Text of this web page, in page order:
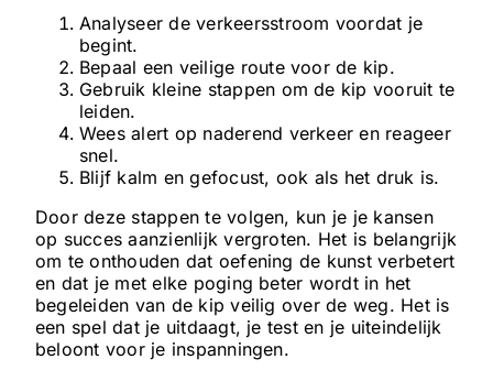
Analyseer de verkeersstroom voordat je
begint.
Bepaal een veilige route voor de kip.
Gebruik kleine stappen om de kip vooruit te
leiden.
Wees alert op naderend verkeer en reageer
snel.
Blijf kalm en gefocust, ook als het druk is.
Door deze stappen te volgen, kun je je kansen
op succes aanzienlijk vergroten. Het is belangrijk
om te onthouden dat oefening de kunst verbetert
en dat je met elke poging beter wordt in het
begeleiden van de kip veilig over de weg. Het is
een spel dat je uitdaagt, je test en je uiteindelijk
beloont voor je inspanningen.